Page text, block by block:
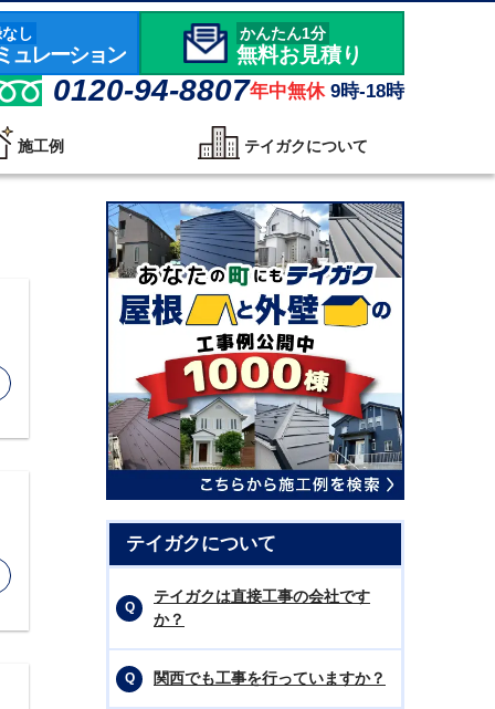
し
ュレーション
かんたん1分
無料お見積り
0120-94-8807年中無休 9時-18時
施工例 テイガクについて
テイガクについて
テイガクは直接工事の会社です
か？
関西でも工事を行っていますか？